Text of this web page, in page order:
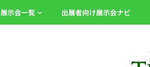
展示会一覧 出展者向け展示会ナビ